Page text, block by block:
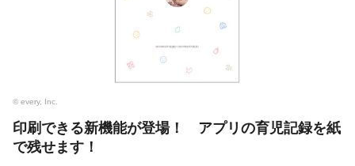
© every, Inc.
印刷できる新機能が登場！ アプリの育児記録を紙
で残せます！